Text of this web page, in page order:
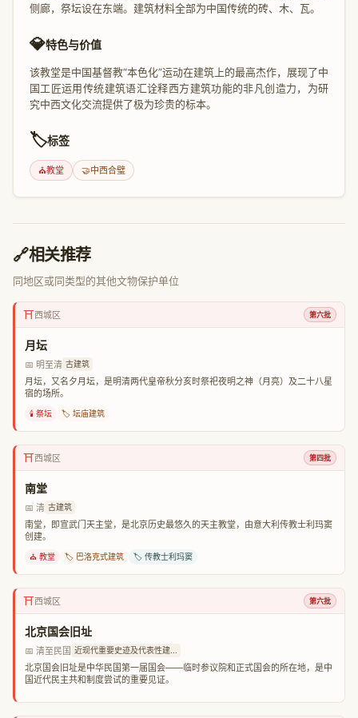
侧廊，祭坛设在东端。建筑材料全部为中国传统的砖、木、瓦。
💎特色与价值
该教堂是中国基督教“本色化”运动在建筑上的最高杰作，展现了中
国工匠运用传统建筑语汇诠释西方建筑功能的非凡创造力，为研
究中西文化交流提供了极为珍贵的标本。
🏷️标签
⛪教堂 🤝中西合璧
🔗相关推荐
同地区或同类型的其他文物保护单位
⛩️西城区 第六批
月坛
📅 明至清 古建筑
月坛，又名夕月坛，是明清两代皇帝秋分亥时祭祀夜明之神（月亮）及二十八星
宿的场所。
🕯️ 祭坛 🏷️ 坛庙建筑
⛩️西城区 第四批
南堂
📅 清 古建筑
南堂，即宣武门天主堂，是北京历史最悠久的天主教堂，由意大利传教士利玛窦
创建。
⛪ 教堂 🏷️ 巴洛克式建筑 🏷️ 传教士利玛窦
⛩️西城区 第六批
北京国会旧址
📅 清至民国 近现代重要史迹及代表性建...
北京国会旧址是中华民国第一届国会——临时参议院和正式国会的所在地，是中
国近代民主共和制度尝试的重要见证。